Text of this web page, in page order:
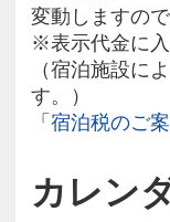
変動しますの
※表示代金に入
（宿泊施設に
す。）
「 宿泊税のご
カレン